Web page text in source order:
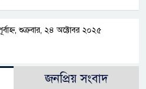
শুক্রবার, ২৪ অক্টোবর ২০২৫
জনপ্রিয় সংবাদ